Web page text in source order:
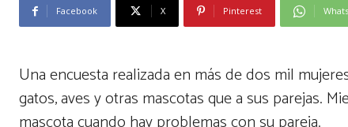
Facebook X Pinterest
Una encuesta realizada en más de dos mil
gatos, aves y otras mascotas que a sus parejas.